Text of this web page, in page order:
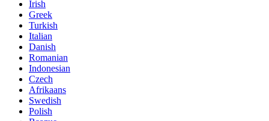
Irish
Greek
Turkish
Italian
Danish
Romanian
Indonesian
Czech
Afrikaans
Swedish
Polish